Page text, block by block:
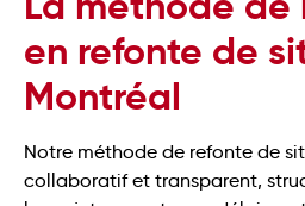
en refonte de
Montréal
Notre méthode de refonte de
collaboratif et transparent,